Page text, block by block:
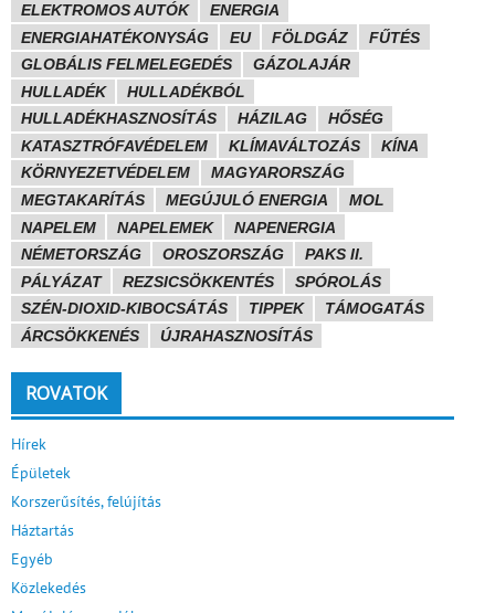
ELEKTROMOS AUTÓK
ENERGIA
ENERGIAHATÉKONYSÁG
EU FÖLDGÁZ
FŰTÉS
GLOBÁLIS FELMELEGEDÉS
GÁZOLAJÁR
HULLADÉK
HULLADÉKBÓL
HULLADÉKHASZNOSÍTÁS
HÁZILAG
HŐSÉG
KATASZTRÓFAVÉDELEM
KLÍMAVÁLTOZÁS
KÍNA
KÖRNYEZETVÉDELEM
MAGYARORSZÁG
MEGTAKARÍTÁS
MEGÚJULÓ ENERGIA
MOL
NAPELEM
NAPELEMEK
NAPENERGIA
NÉMETORSZÁG
OROSZORSZÁG
PAKS II.
PÁLYÁZAT
REZSICSÖKKENTÉS
SPÓROLÁS
SZÉN-DIOXID-KIBOCSÁTÁS
TIPPEK
TÁMOGATÁS
ÁRCSÖKKENÉS
ÚJRAHASZNOSÍTÁS
ROVATOK
Hírek
Épületek
Korszerűsítés, felújítás
Háztartás
Egyéb
Közlekedés